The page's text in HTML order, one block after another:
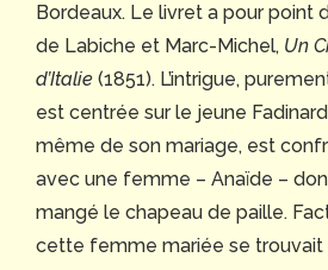
Bordeaux. Le livret a pour point
de Labiche et Marc-Michel, Un
d’Italie (1851). L’intrigue,
est centrée sur le jeune
même de son mariage, est
avec une femme – Anaïde –
mangé le chapeau de paille.
cette femme mariée se trouvait